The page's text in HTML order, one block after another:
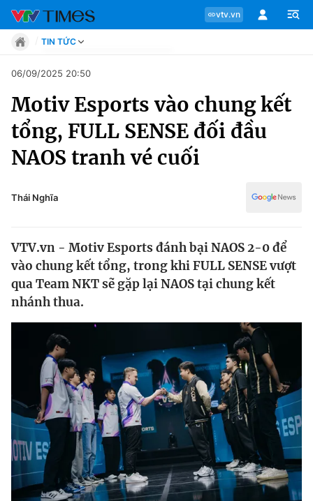
vtv.vn
Chuyên mục
Tin tức
Chân dung
Sự kiện
Bóng đá
Thể thao Điện tử
Các môn khác
VIDEO
TIN TỨC
Move
Phong cách
Chân dung
Sự kiện
Bóng đá
06/09/2025 20:50
Motiv Esports vào chung kết
tổng, FULL SENSE đối đầu
NAOS tranh vé cuối
Thái Nghĩa
VTV.vn - Motiv Esports đánh bại NAOS 2-0 để
vào chung kết tổng, trong khi FULL SENSE vượt
qua Team NKT sẽ gặp lại NAOS tại chung kết
nhánh thua.